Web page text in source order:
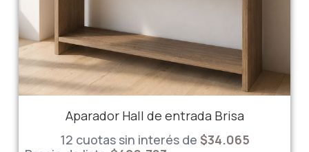
Aparador Hall de entrada Brisa
12 cuotas sin interés de $34.065